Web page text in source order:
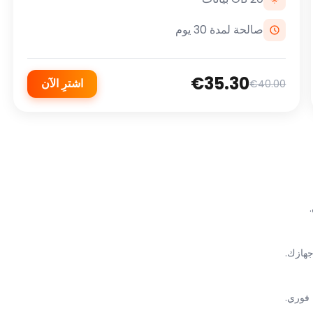
صالحة لمدة 30 يوم
€40.00
€35.30 اشترِ الآن